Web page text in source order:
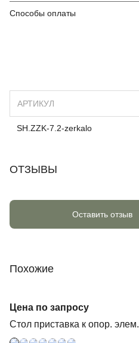
Способы оплаты
АРТИКУЛ
SH.ZZK-7.2-zerkalo
ОТЗЫВЫ
Оставить отзыв
Похожие
Стол приставка к опор. элем.
Цена по запросу